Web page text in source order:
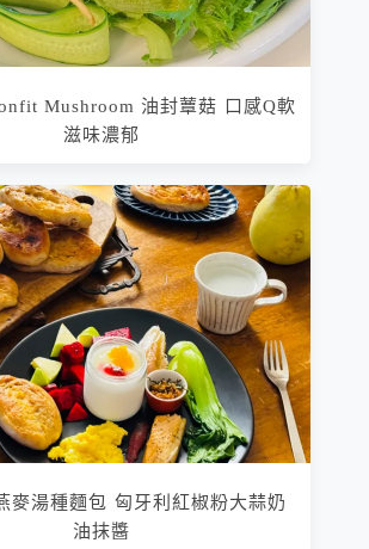
Mushroom 油封蕈菇 口感Q軟
滋味濃郁
麥湯種麵包 匈牙利紅椒粉大蒜奶
油抹醬